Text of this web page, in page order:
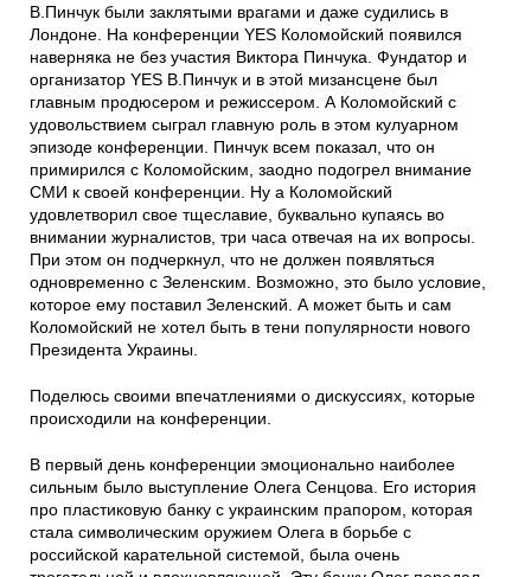
В.Пинчук были заклятыми врагами и даже судились в
Лондоне. На конференции YES Коломойский появился
наверняка не без участия Виктора Пинчука. Фундатор и
организатор YES В.Пинчук и в этой мизансцене был
главным продюсером и режиссером. А Коломойский с
удовольствием сыграл главную роль в этом кулуарном
эпизоде конференции. Пинчук всем показал, что он
примирился с Коломойским, заодно подогрел внимание
СМИ к своей конференции. Ну а Коломойский
удовлетворил свое тщеславие, буквально купаясь во
внимании журналистов, три часа отвечая на их вопросы.
При этом он подчеркнул, что не должен появляться
одновременно с Зеленским. Возможно, это было условие,
которое ему поставил Зеленский. А может быть и сам
Коломойский не хотел быть в тени популярности нового
Президента Украины.
Поделюсь своими впечатлениями о дискуссиях, которые
происходили на конференции.
В первый день конференции эмоционально наиболее
сильным было выступление Олега Сенцова. Его история
про пластиковую банку с украинским прапором, которая
стала символическим оружием Олега в борьбе с
российской карательной системой, была очень